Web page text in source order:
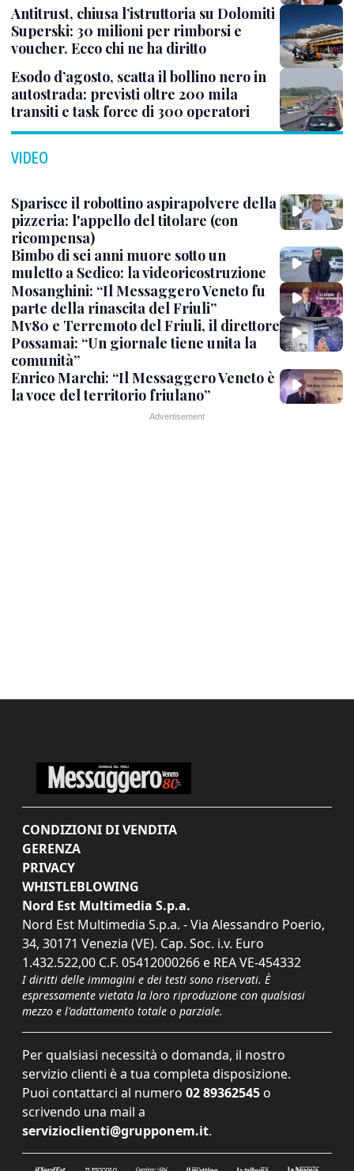
Antitrust, chiusa l’istruttoria su Dolomiti
Superski: 30 milioni per rimborsi e
voucher. Ecco chi ne ha diritto
Esodo d’agosto, scatta il bollino nero in
autostrada: previsti oltre 200 mila
transiti e task force di 300 operatori
VIDEO
Sparisce il robottino aspirapolvere della
pizzeria: l'appello del titolare (con
ricompensa)
Bimbo di sei anni muore sotto un
muletto a Sedico: la videoricostruzione
Mosanghini: “Il Messaggero Veneto fu
parte della rinascita del Friuli”
Mv80 e Terremoto del Friuli, il direttore
Possamai: “Un giornale tiene unita la
comunità”
Enrico Marchi: “Il Messaggero Veneto è
la voce del territorio friulano”
CONDIZIONI DI VENDITA
GERENZA
PRIVACY
WHISTLEBLOWING
Nord Est Multimedia S.p.a.
Nord Est Multimedia S.p.a. - Via Alessandro Poerio,
34, 30171 Venezia (VE). Cap. Soc. i.v. Euro
1.432.522,00 C.F. 05412000266 e REA VE-454332
I diritti delle immagini e dei testi sono riservati. È
espressamente vietata la loro riproduzione con qualsiasi
mezzo e l'adattamento totale o parziale.
Per qualsiasi necessità o domanda, il nostro
servizio clienti è a tua completa disposizione.
Puoi contattarci al numero 02 89362545 o
scrivendo una mail a
servizioclienti@grupponem.it.